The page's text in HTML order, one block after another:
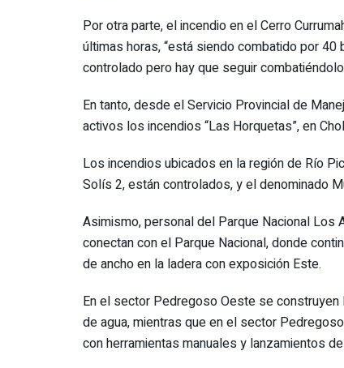
Por otra parte, el incendio en el Cerro
últimas horas, “está siendo combatido por
controlado pero hay que seguir
En tanto, desde el Servicio Provincial de
activos los incendios “Las Horquetas”, en
Los incendios ubicados en la región de Río
Solís 2, están controlados, y el denominado
Asimismo, personal del Parque Nacional Los
conectan con el Parque Nacional, donde
de ancho en la ladera con exposición Este.
En el sector Pedregoso Oeste se
de agua, mientras que en el sector
con herramientas manuales y lanzamientos